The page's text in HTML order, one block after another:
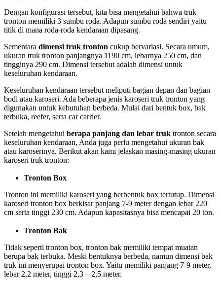
Dengan konfigurasi tersebut, kita bisa mengetahui bahwa truk
tronton memiliki 3 sumbu roda. Adapun sumbu roda sendiri yaitu
titik di mana roda-roda kendaraan dipasang.
Sementara dimensi truk tronton cukup bervariasi. Secara umum,
ukuran truk tronton panjangnya 1190 cm, lebarnya 250 cm, dan
tingginya 290 cm. Dimensi tersebut adalah dimensi untuk
keseluruhan kendaraan.
Keseluruhan kendaraan tersebut meliputi bagian depan dan bagian
bodi atau karoseri. Ada beberapa jenis karoseri truk tronton yang
digunakan untuk kebutuhan berbeda. Mulai dari bentuk box, bak
terbuka, reefer, serta car carrier.
Setelah mengetahui berapa panjang dan lebar truk tronton secara
keseluruhan kendaraan, Anda juga perlu mengetahui ukuran bak
atau karoserinya. Berikut akan kami jelaskan masing-masing ukuran
karoseri truk tronton:
Tronton Box
Tronton ini memiliki karoseri yang berbentuk box tertutup. Dimensi
karoseri tronton box berkisar panjang 7-9 meter dengan lebar 220
cm serta tinggi 230 cm. Adapun kapasitasnya bisa mencapai 20 ton.
Tronton Bak
Tidak seperti tronton box, tronton bak memiliki tempat muatan
berupa bak terbuka. Meski bentuknya berbeda, namun dimensi bak
truk ini menyerupai tronton box. Yaitu memiliki panjang 7-9 meter,
lebar 2,2 meter, tinggi 2,3 – 2,5 meter.